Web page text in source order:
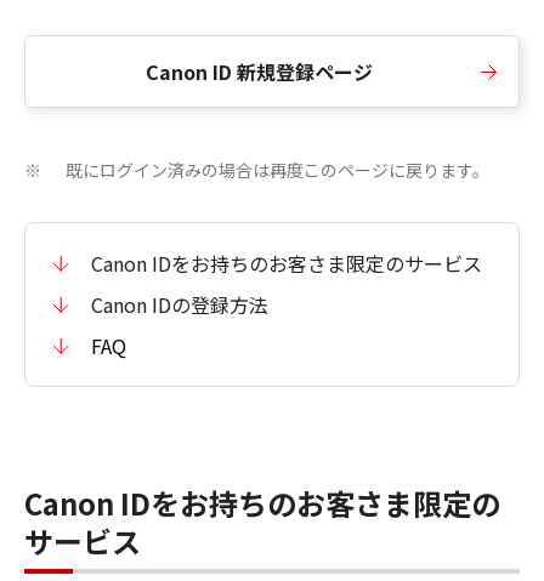
Canon ID 新規登録ページ
※ 既にログイン済みの場合は再度このページに戻ります。
Canon IDをお持ちのお客さま限定のサービス
Canon IDの登録方法
FAQ
Canon IDをお持ちのお客さま限定の
サービス